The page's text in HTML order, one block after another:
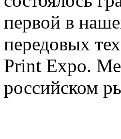
первой в
передовых
Print Expo.
российском